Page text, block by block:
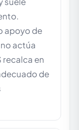
apoyo de
actúa
recalca en
de